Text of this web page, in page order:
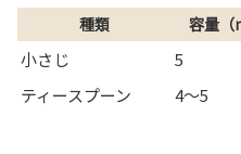
種類 容量（
小さじ 5
ティースプーン
4〜5